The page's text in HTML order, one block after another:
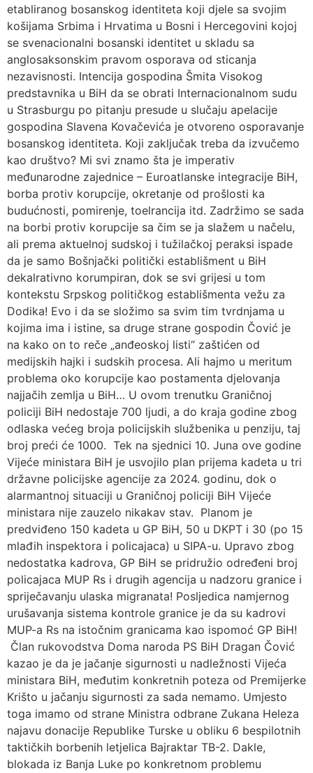
etabliranog bosanskog identiteta koji djele sa svojim
košijama Srbima i Hrvatima u Bosni i Hercegovini kojoj
se svenacionalni bosanski identitet u skladu sa
anglosaksonskim pravom osporava od sticanja
nezavisnosti. Intencija gospodina Šmita Visokog
predstavnika u BiH da se obrati Internacionalnom sudu
u Strasburgu po pitanju presude u slučaju apelacije
gospodina Slavena Kovačevića je otvoreno osporavanje
bosanskog identiteta. Koji zaključak treba da izvučemo
kao društvo? Mi svi znamo šta je imperativ
međunarodne zajednice – Euroatlanske integracije BiH,
borba protiv korupcije, okretanje od prošlosti ka
budućnosti, pomirenje, toelrancija itd. Zadržimo se sada
na borbi protiv korupcije sa čim se ja slažem u načelu,
ali prema aktuelnoj sudskoj i tužilačkoj peraksi ispade
da je samo Bošnjački politički establišment u BiH
dekalrativno korumpiran, dok se svi grijesi u tom
kontekstu Srpskog političkog establišmenta vežu za
Dodika! Evo i da se složimo sa svim tim tvrdnjama u
kojima ima i istine, sa druge strane gospodin Čović je
na kako on to reče „anđeoskoj listi“ zaštićen od
medijskih hajki i sudskih procesa. Ali hajmo u meritum
problema oko korupcije kao postamenta djelovanja
najjačih zemlja u BiH… U ovom trenutku Graničnoj
policiji BiH nedostaje 700 ljudi, a do kraja godine zbog
odlaska većeg broja policijskih službenika u penziju, taj
broj preći će 1000. Tek na sjednici 10. Juna ove godine
Vijeće ministara BiH je usvojilo plan prijema kadeta u tri
državne policijske agencije za 2024. godinu, dok o
alarmantnoj situaciji u Graničnoj policiji BiH Vijeće
ministara nije zauzelo nikakav stav. Planom je
predviđeno 150 kadeta u GP BiH, 50 u DKPT i 30 (po 15
mlađih inspektora i policajaca) u SIPA-u. Upravo zbog
nedostatka kadrova, GP BiH se pridružio određeni broj
policajaca MUP Rs i drugih agencija u nadzoru granice i
spriječavanju ulaska migranata! Posljedica namjernog
urušavanja sistema kontrole granice je da su kadrovi
MUP-a Rs na istočnim granicama kao ispomoć GP BiH!
Član rukovodstva Doma naroda PS BiH Dragan Čović
kazao je da je jačanje sigurnosti u nadležnosti Vijeća
ministara BiH, međutim konkretnih poteza od Premijerke
Krišto u jačanju sigurnosti za sada nemamo. Umjesto
toga imamo od strane Ministra odbrane Zukana Heleza
najavu donacije Republike Turske u obliku 6 bespilotnih
taktičkih borbenih letjelica Bajraktar TB-2. Dakle,
blokada iz Banja Luke po konkretnom problemu